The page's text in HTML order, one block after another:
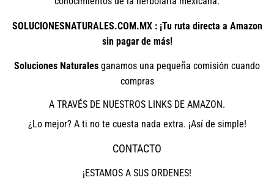
SOLUCIONESNATURALES.COM.MX : ¡Tu ruta directa a Amazon
sin pagar de más!
Soluciones Naturales ganamos una pequeña comisión cuando
compras
A TRAVÉS DE NUESTROS LINKS DE AMAZON.
¿Lo mejor? A ti no te cuesta nada extra. ¡Así de simple!
CONTACTO
¡ESTAMOS A SUS ORDENES!